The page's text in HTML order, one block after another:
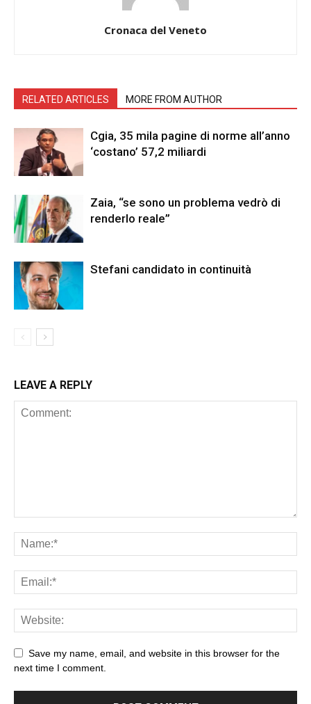
Cronaca del Veneto
RELATED ARTICLES MORE FROM AUTHOR
Cgia, 35 mila pagine di norme all’anno
‘costano’ 57,2 miliardi
Zaia, “se sono un problema vedrò di
renderlo reale”
Stefani candidato in continuità
LEAVE A REPLY
Save my name, email, and website in this browser for the
next time I comment.